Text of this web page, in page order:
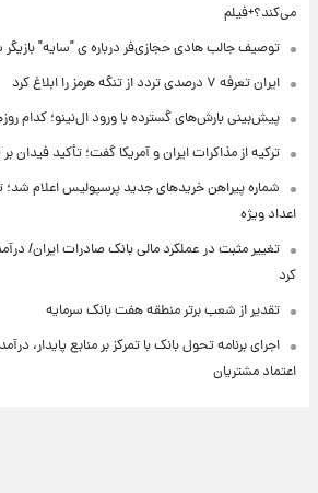
می‌کند؟+فیلم
توصیف جالب هادی حجازی‌فر درباره ی "سایه" بازیگر
ایران تعرفه ۷ درصدی تردد از تنگه هرمز را ابلاغ کرد
پیش‌بینی بارش‌های گسترده با ورود ال‌نینو؛ کدام
ترکیه از مذاکرات ایران و آمریکا گفت؛ تأکید فیدان
شماره پیراهن خریدهای جدید پرسپولیس اعلام
اعداد ویژه
کرد
تقدیر از شعب برتر منطقه هفت بانک سرمایه
اجرای برنامه تحول بانک با تمرکز بر منابع پایدار،
اعتماد مشتریان